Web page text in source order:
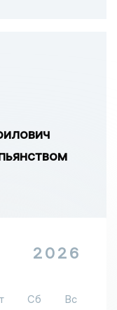
2026
Сб Вс